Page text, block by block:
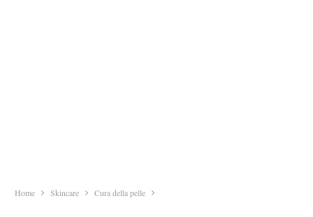
Home Skincare Cura della pelle